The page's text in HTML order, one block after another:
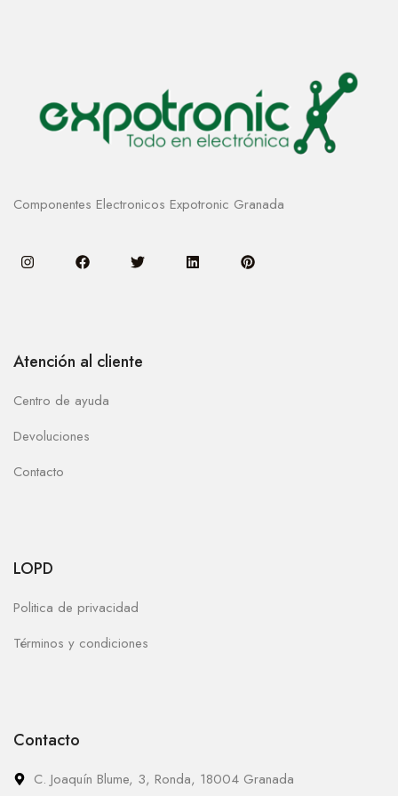
Componentes Electronicos Expotronic Granada
Atención al cliente
Centro de ayuda
Devoluciones
Contacto
LOPD
Politica de privacidad
Términos y condiciones
Contacto
C. Joaquín Blume, 3, Ronda, 18004 Granada